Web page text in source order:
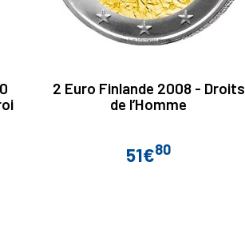
2 Euro Finlande 2008 - Droits
de l’Homme
Prix
51€80